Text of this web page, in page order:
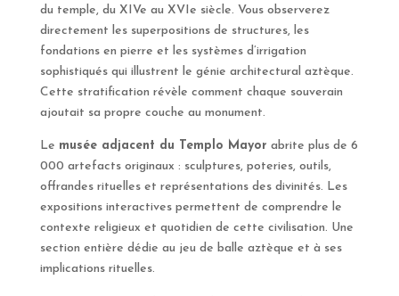
du temple, du XIVe au XVIe siècle. Vous observerez
directement les superpositions de structures, les
fondations en pierre et les systèmes d’irrigation
sophistiqués qui illustrent le génie architectural aztèque.
Cette stratification révèle comment chaque souverain
ajoutait sa propre couche au monument.
Le musée adjacent du Templo Mayor abrite plus de 6
000 artefacts originaux : sculptures, poteries, outils,
offrandes rituelles et représentations des divinités. Les
expositions interactives permettent de comprendre le
contexte religieux et quotidien de cette civilisation. Une
section entière dédie au jeu de balle aztèque et à ses
implications rituelles.